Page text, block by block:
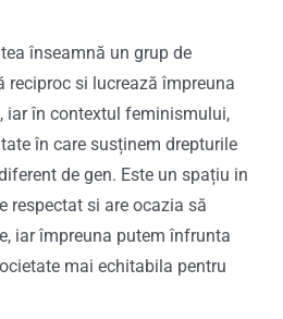
înseamnă un grup de
reciproc si lucrează împreuna
iar în contextul feminismului,
în care susținem drepturile
de gen. Este un spațiu in
respectat si are ocazia să
iar împreuna putem înfrunta
mai echitabila pentru